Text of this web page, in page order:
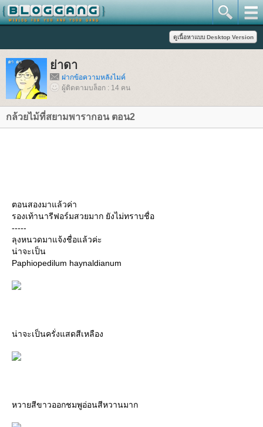
่าดา
ฝากข้อความหลังไมค์
ผู้ติดตามบล็อก : 14 คน
กล้วยไม้ที่สยามพารากอน ตอน2
ตอนสองมาแล้วค่า
รองเท้านารีฟอร์มสวยมาก ยังไม่ทราบชื่อ
-----
ลุงหนวดมาแจ้งชื่อแล้วค่ะ
น่าจะเป็น
Paphiopedilum haynaldianum
น่าจะเป็นครั่งแสดสีเหลือง
หวายสีขาวออกชมพูอ่อนสีหวานมาก